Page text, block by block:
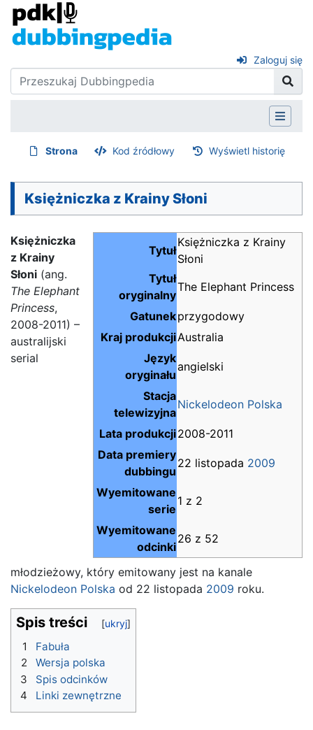
Zaloguj się
Strona Kod źródłowy Wyświetl historię
Księżniczka z Krainy Słoni
Tytuł
Księżniczka z Krainy
Słoni
Tytuł
oryginalny
The Elephant Princess
Gatunekprzygodowy
Kraj produkcjiAustralia
Język
oryginału
angielski
Stacja
telewizyjna
Nickelodeon Polska
Lata produkcji2008-2011
Data premiery
dubbingu
22 listopada 2009
Wyemitowane
serie
1 z 2
Wyemitowane
odcinki
26 z 52
Księżniczka
z Krainy
Słoni (ang.
The Elephant
Princess,
2008-2011) –
australijski
serial
młodzieżowy, który emitowany jest na kanale
Nickelodeon Polska od 22 listopada 2009 roku.
Spis treści
1
Fabuła
2
Wersja polska
3
Spis odcinków
4
Linki zewnętrzne